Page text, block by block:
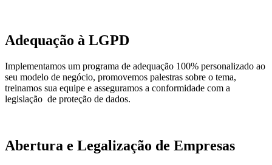
Adequação à LGPD
Implementamos um programa de adequação 100% personalizado ao
seu modelo de negócio, promovemos palestras sobre o tema,
treinamos sua equipe e asseguramos a conformidade com a
legislação de proteção de dados.
Abertura e Legalização de Empresas